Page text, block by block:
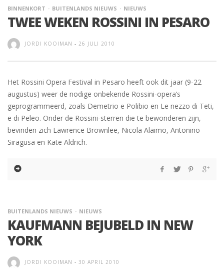
BINNENKORT BUITENLANDS NIEUWS NIEUWS
TWEE WEKEN ROSSINI IN PESARO
JORDI KOOIMAN - 26 JULI 2010
Het Rossini Opera Festival in Pesaro heeft ook dit jaar (9-22
augustus) weer de nodige onbekende Rossini-opera’s
geprogrammeerd, zoals Demetrio e Polibio en Le nezzo di Teti,
e di Peleo. Onder de Rossini-sterren die te bewonderen zijn,
bevinden zich Lawrence Brownlee, Nicola Alaimo, Antonino
Siragusa en Kate Aldrich.
BUITENLANDS NIEUWS NIEUWS
KAUFMANN BEJUBELD IN NEW
YORK
JORDI KOOIMAN - 30 APRIL 2010